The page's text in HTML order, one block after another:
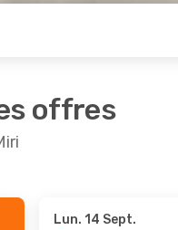
offres
Lun. 14 Sept.